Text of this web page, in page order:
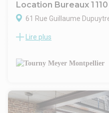
Location Bureaux 1 110
61 Rue Guillaume
Découvrez un immeuble
Situé dans le dynamique un
transports en commun, cet
pour accueillir une école, un
activité tertiaire.
Lire plus